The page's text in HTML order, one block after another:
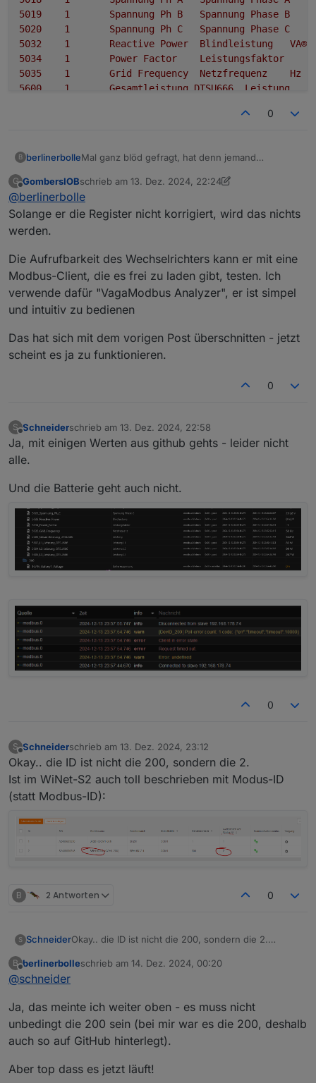
1 Spannung Ph B Spannung Phase B
1 Spannung Ph C Spannung Phase C
1 Reactive Power Blindleistung
VA®
1 Power Factor
Leistungsfaktor
1 Grid Frequency Netzfrequenz
Hz
1 Gesamtleistung DTSU666
Leistung
Leistung
L2
0
B berlinerbolleMal ganz blöd gefragt, hat denn jemand
@Schneiderihn hat, eingebunden? Und falls ja,
mit welchen Registern?
Die Fehlermeldung "Invalid FC 132" klingt für mich
nach einer ungültigen Registeradresse.
Ich würde jetzt alle Register rausschmeißen, und
nur ein einziges drin lassen - dann schauen ob
zwischen den verschiedenen WR nicht unbedingt
identisch. Es gibt da auch (unvollständige)
Dokumentation von Sungrow dazu.
G
Offline
GombersIOBschrieb am 13. Dez. 2024, 22:24
zuletzt editiert von GombersIOB
@berlinerbolle
Solange er die Register nicht korrigiert, wird das nichts
werden.
Die Aufrufbarkeit des Wechselrichters kann er mit eine
Modbus-Client, die es frei zu laden gibt, testen. Ich
verwende dafür "VagaModbus Analyzer", er ist simpel
und intuitiv zu bedienen
Das hat sich mit dem vorigen Post überschnitten - jetzt
scheint es ja zu funktionieren.
0
S
Offline
Schneiderschrieb am 13. Dez. 2024, 22:58
zuletzt editiert von
Ja, mit einigen Werten aus github gehts - leider nicht
alle.
Und die Batterie geht auch nicht.
0
S Schneiderschrieb am 13. Dez. 2024, 23:12
zuletzt editiert von
Okay.. die ID ist nicht die 200, sondern die 2.
Ist im WiNet-S2 auch toll beschrieben mit Modus-ID
(statt Modbus-ID):
B 2 Antworten 0
S SchneiderOkay.. die ID ist nicht die 200, sondern die 2.
(statt Modbus-ID):
B
Offline
berlinerbolleschrieb am 14. Dez. 2024, 00:20
zuletzt editiert von
@schneider
Ja, das meinte ich weiter oben - es muss nicht
unbedingt die 200 sein (bei mir war es die 200, deshalb
auch so auf GitHub hinterlegt).
Aber top dass es jetzt läuft!